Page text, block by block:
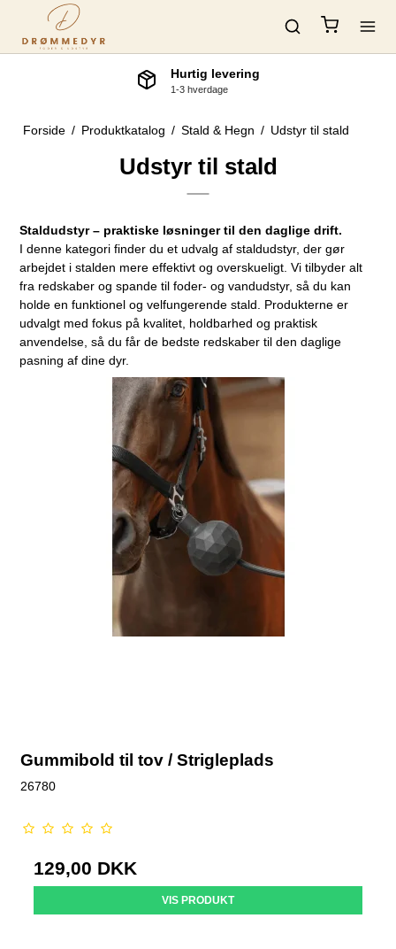
Hurtig levering
1-3 hverdage
Forside / Produktkatalog / Stald & Hegn / Udstyr til stald
Udstyr til stald
Staldudstyr – praktiske løsninger til den daglige drift.
I denne kategori finder du et udvalg af staldudstyr, der gør
arbejdet i stalden mere effektivt og overskueligt. Vi tilbyder alt
fra redskaber og spande til foder- og vandudstyr, så du kan
holde en funktionel og velfungerende stald. Produkterne er
udvalgt med fokus på kvalitet, holdbarhed og praktisk
anvendelse, så du får de bedste redskaber til den daglige
pasning af dine dyr.
Gummibold til tov / Strigleplads
26780
129,00 DKK
VIS PRODUKT